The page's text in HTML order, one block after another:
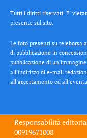
Tutti i diritti riservati. E’
presente sul sito.
Le foto presenti su
di pubblicazione in
pubblicazione di
all’indirizzo di e-mail
all’accertamento ed
Responsabilità
00919671008